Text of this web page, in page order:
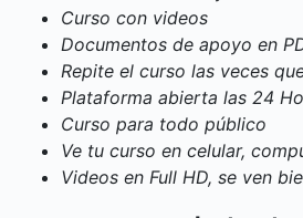
Curso con videos
Documentos de apoyo en
Repite el curso las veces
Plataforma abierta las 24
Curso para todo público
Ve tu curso en celular,
Videos en Full HD, se ven